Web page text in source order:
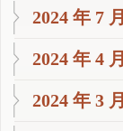
2024 年 7 月
2024 年 4 月
2024 年 3 月